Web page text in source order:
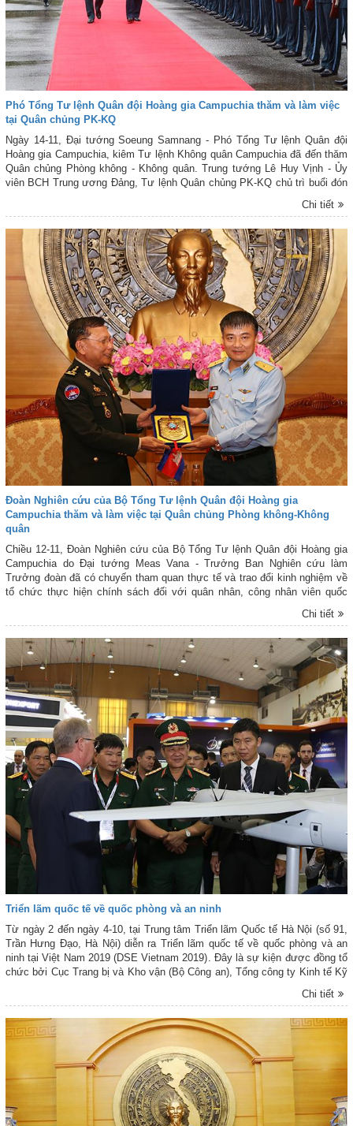
Phó Tổng Tư lệnh Quân đội Hoàng gia Campuchia thăm và làm việc
tại Quân chủng PK-KQ
Ngày 14-11, Đại tướng Soeung Samnang - Phó Tổng Tư lệnh Quân đội
Hoàng gia Campuchia, kiêm Tư lệnh Không quân Campuchia đã đến thăm
Quân chủng Phòng không - Không quân. Trung tướng Lê Huy Vịnh - Ủy
viên BCH Trung ương Đảng, Tư lệnh Quân chủng PK-KQ chủ trì buổi đón
Chi tiết
Đoàn Nghiên cứu của Bộ Tổng Tư lệnh Quân đội Hoàng gia
Campuchia thăm và làm việc tại Quân chủng Phòng không-Không
quân
Chiều 12-11, Đoàn Nghiên cứu của Bộ Tổng Tư lệnh Quân đội Hoàng gia
Campuchia do Đại tướng Meas Vana - Trưởng Ban Nghiên cứu làm
Trưởng đoàn đã có chuyến tham quan thực tế và trao đổi kinh nghiệm về
tổ chức thực hiện chính sách đối với quân nhân, công nhân viên quốc
Phó Tư lệnh Quân chủng PK-KQ, chủ trì buổi tiếp đoàn. Dự buổi đón tiếp
PK-KQ.
Chi tiết
Triển lãm quốc tế về quốc phòng và an ninh
Từ ngày 2 đến ngày 4-10, tại Trung tâm Triển lãm Quốc tế Hà Nội (số 91,
Trần Hưng Đạo, Hà Nội) diễn ra Triển lãm quốc tế về quốc phòng và an
ninh tại Việt Nam 2019 (DSE Vietnam 2019). Đây là sự kiện được đồng tổ
chức bởi Cục Trang bị và Kho vận (Bộ Công an), Tổng công ty Kinh tế Kỹ
thuật công nghiệp quốc phòng (Bộ Quốc phòng), Công ty TNHH EIFEC và
Chi tiết